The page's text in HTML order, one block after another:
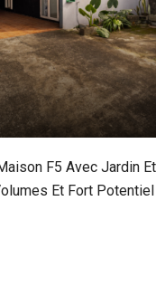
F5 Avec Jardin
Et Fort Potentiel